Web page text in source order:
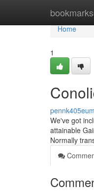
Home
Home
1
We've got
attainable
Normally